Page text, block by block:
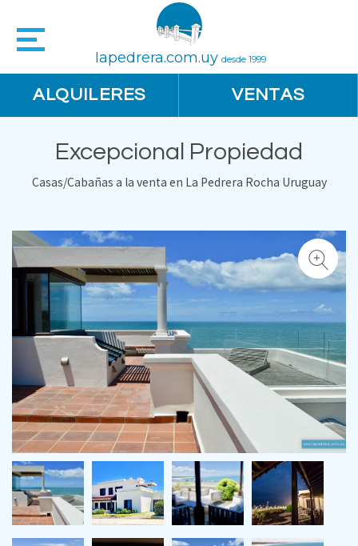
lapedrera.com.uy desde 1999
ALQUILERES VENTAS
Excepcional Propiedad
Casas/Cabañas a la venta en La Pedrera Rocha Uruguay